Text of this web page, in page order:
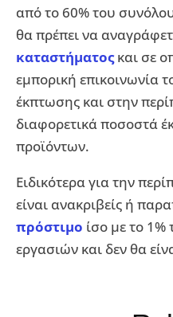
από το 60% του
θα πρέπει να
καταστήματοςκαι σε
εμπορική επικοινωνία
έκπτωσης και στην
διαφορετικά ποσοστά
προϊόντων.
Ειδικότερα για την
είναι ανακριβείς ή
πρόστιμο ίσο με το
εργασιών και δεν θα